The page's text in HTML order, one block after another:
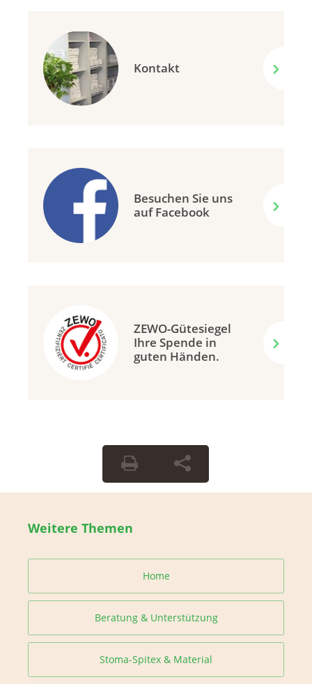
Kontakt
Besuchen Sie uns
auf Facebook
ZEWO-Gütesiegel
Ihre Spende in
guten Händen.
Weitere Themen
Home
Beratung & Unterstützung
Stoma-Spitex & Material